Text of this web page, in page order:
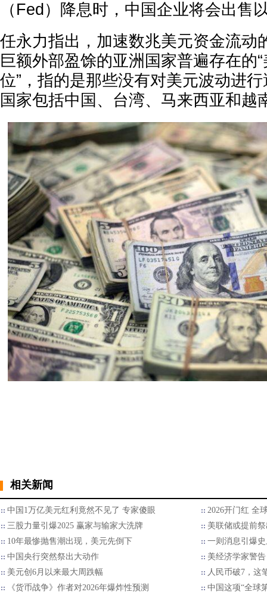
（Fed）降息时，中国企业将会出售
任永力指出，加速数兆美元资金流动
巨额外部盈馀的亚洲国家普遍存在的
位”，指的是那些没有对美元波动进
国家包括中国、台湾、马来西亚和越
相关新闻
中国1万亿美元红利竟然不见了 专家傻眼
2026开门红 全
三股力量引爆2025 赢家与输家大洗牌
美联储或提前
10年最惨抛售潮出现，美元先倒下
一则消息引爆
中国央行突然祭出大动作
美经济学家警
美元创6月以来最大周跌幅
人民币破7，这
《货币战争》作者对2026年爆炸性预测
中国这项“全球